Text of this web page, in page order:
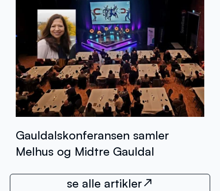
Gauldalskonferansen samler
Melhus og Midtre Gauldal
se alle artikler